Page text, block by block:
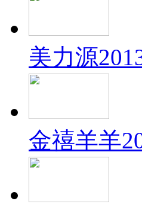
美力源
金禧羊羊